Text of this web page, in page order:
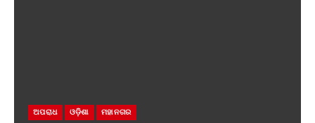
ଅପରାଧ ଓଡ଼ିଶା ମହାନଗର